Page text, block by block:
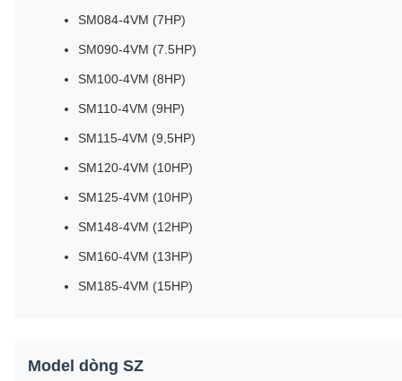
SM084-4VM (7HP)
SM090-4VM (7.5HP)
SM100-4VM (8HP)
SM110-4VM (9HP)
SM115-4VM (9,5HP)
SM120-4VM (10HP)
SM125-4VM (10HP)
SM148-4VM (12HP)
SM160-4VM (13HP)
SM185-4VM (15HP)
Model dòng SZ